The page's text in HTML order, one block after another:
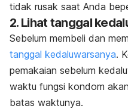
tidak rusak saat Anda
2. Lihat tanggal
Sebelum membeli dan
tanggal kedaluwarsanya.
pemakaian sebelum
waktu fungsi kondom
batas waktunya.